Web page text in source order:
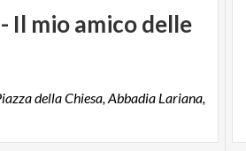
- Il mioamicodelle
della Chiesa, Abbadia Lariana,